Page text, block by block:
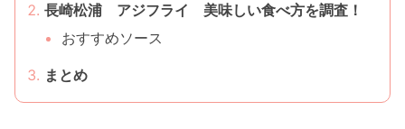
長崎松浦 アジフライ 美味しい食べ方を調査！
おすすめソース
まとめ